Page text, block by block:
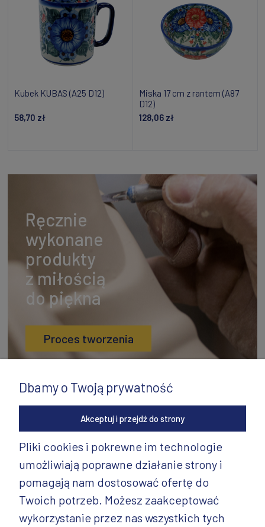
Kubek KUBAS (A25 D12)
58,70 zł
Miska 17 cm z rantem (A87
D12)
128,06 zł
Ręcznie
wykonane
produkty
z miłością
do piękna
Proces tworzenia
INFORMACJE
PRODUKTY CD.
Dbamy o Twoją prywatność
Akceptuj i przejdź do strony
Pliki cookies i pokrewne im technologie
umożliwiają poprawne działanie strony i
pomagają nam dostosować ofertę do
Twoich potrzeb. Możesz zaakceptować
wykorzystanie przez nas wszystkich tych